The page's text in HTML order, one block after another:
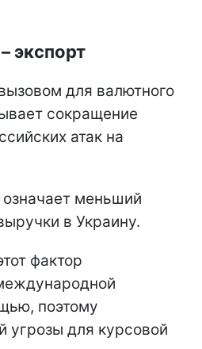
экспорт
для валютного
сокращение
атак на
меньший
в Украину.
фактор
поэтому
угрозы для курсовой